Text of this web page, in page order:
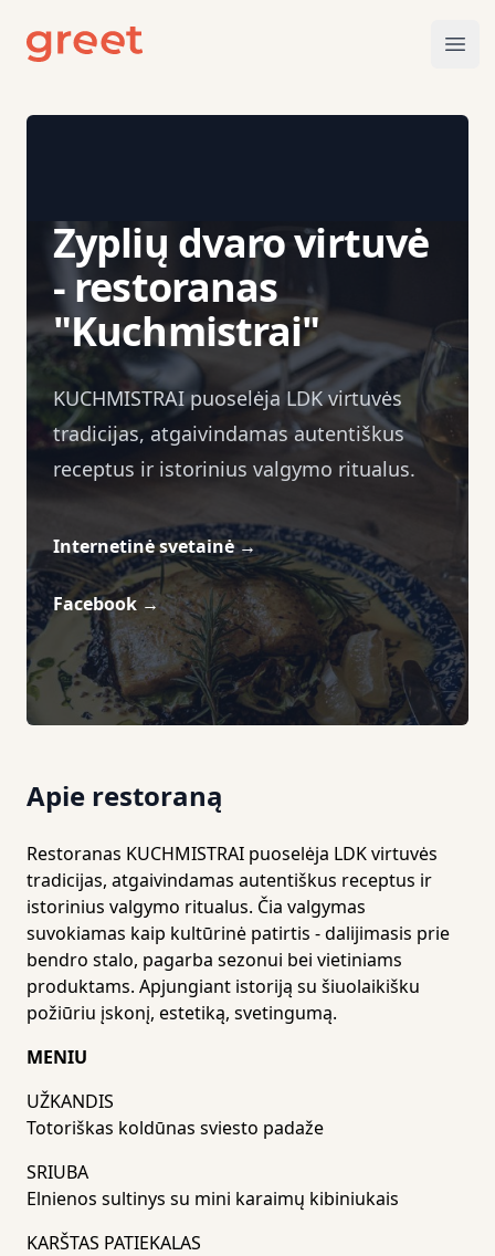
greet
Zyplių dvaro virtuvė
- restoranas
"Kuchmistrai"
KUCHMISTRAI puoselėja LDK virtuvės
tradicijas, atgaivindamas autentiškus
receptus ir istorinius valgymo ritualus.
Internetinė svetainė→
Facebook →
Apie restoraną
Restoranas KUCHMISTRAI puoselėja LDK virtuvės
tradicijas, atgaivindamas autentiškus receptus ir
istorinius valgymo ritualus. Čia valgymas
suvokiamas kaip kultūrinė patirtis - dalijimasis prie
bendro stalo, pagarba sezonui bei vietiniams
produktams. Apjungiant istoriją su šiuolaikišku
požiūriu įskonį, estetiką, svetingumą.
MENIU
UŽKANDIS
Totoriškas koldūnas sviesto padaže
SRIUBA
Elnienos sultinys su mini karaimų kibiniukais
KARŠTAS PATIEKALAS